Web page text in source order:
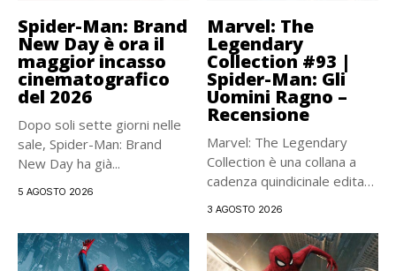
Spider-Man: Brand
New Day è ora il
maggior incasso
cinematografico
del 2026
Dopo soli sette giorni nelle
sale, Spider-Man: Brand
New Day ha già...
5 AGOSTO 2026
Marvel: The
Legendary
Collection #93 |
Spider-Man: Gli
Uomini Ragno –
Recensione
Marvel: The Legendary
Collection è una collana a
cadenza quindicinale edita
3 AGOSTO 2026